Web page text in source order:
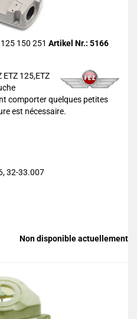
150 251 Artikel Nr.: 5166
125,ETZ
comporter quelques petites
est nécessaire.
32-33.007
Non disponible actuellement